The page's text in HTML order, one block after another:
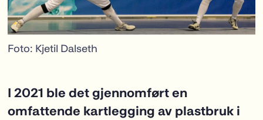
Foto: Kjetil Dalseth
I 2021 ble det gjennomført en
omfattende kartlegging av plastbruk i